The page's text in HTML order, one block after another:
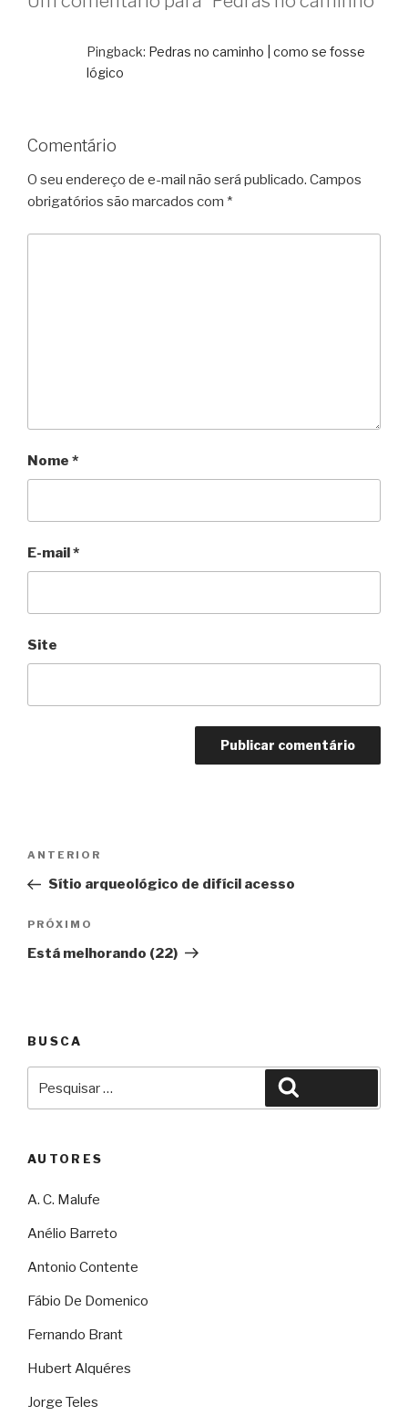
Pingback: Pedras no caminho | como se fosse
lógico
Comentário
O seu endereço de e-mail não será publicado. Campos
obrigatórios são marcados com *
Nome *
E-mail*
Site
Post
Anterior
ANTERIOR
Sítio arqueológico de difícil acesso
Próximo
PRÓXIMO
Está melhorando (22)
BUSCA
por:
AUTORES
A. C. Malufe
Anélio Barreto
Antonio Contente
Fábio De Domenico
Fernando Brant
Hubert Alquéres
Jorge Teles